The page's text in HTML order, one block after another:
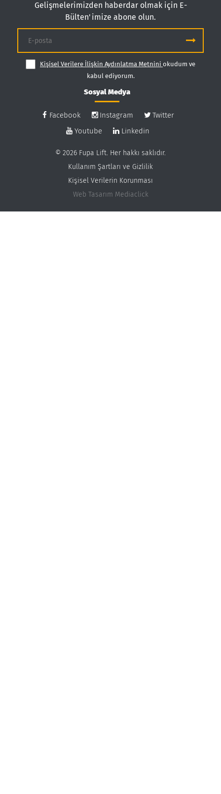
Gelişmelerimizden haberdar olmak için E-
Bülten'imize abone olun.
Kişisel Verilere İlişkin Aydınlatma Metnini okudum ve
kabul ediyorum.
Sosyal Medya
Facebook Instagram
Twitter
Youtube
Linkedin
© 2026 Fupa Lift. Her hakkı saklıdır.
Kullanım Şartları ve Gizlilik
Kişisel Verilerin Korunması
Web Tasarım Mediaclick